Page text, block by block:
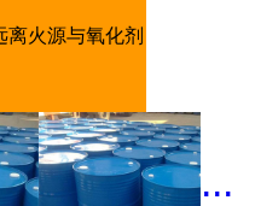
离火源与氧化剂
...